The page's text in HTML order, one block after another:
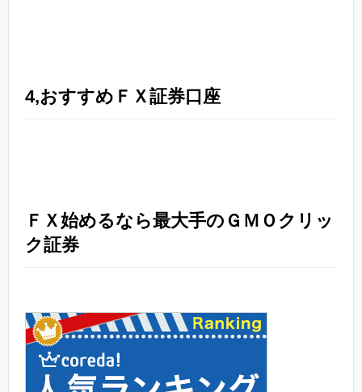
4,おすすめＦＸ証券口座
ＦＸ始めるなら最大手のＧＭＯクリッ
ク証券